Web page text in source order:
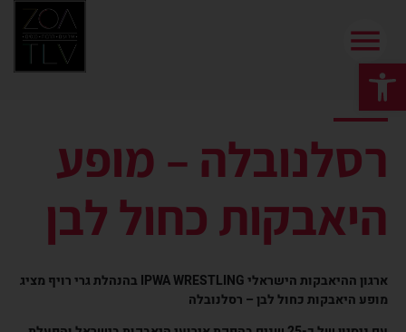
פתח סרגל נגישות
רסלנובלה – מופע
היאבקות כחול לבן
ארגון ההיאבקות הישראלי IPWA WRESTLING בהנהלת גרי רויף מציג
מופע היאבקות כחול לבן – רסלנובלה